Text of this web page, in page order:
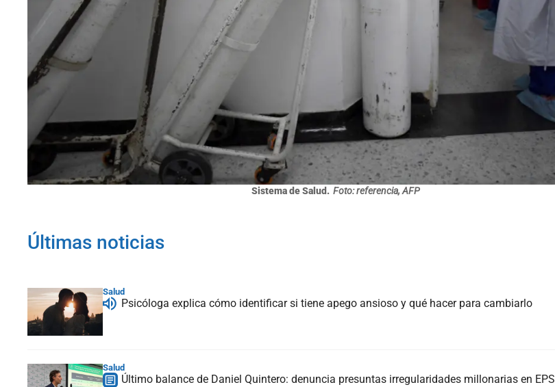
Sistema de Salud. Foto: referencia, AFP
Últimas noticias
Salud
Psicóloga explica cómo identificar si tiene apego ansioso y qué hacer para cambiarlo
Salud
Último balance de Daniel Quintero: denuncia presuntas irregularidades millonarias en EPS